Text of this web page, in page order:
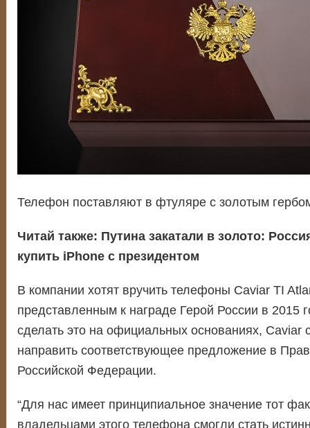
Телефон поставляют в фтуляре с золотым
Читай также: Путина закатали в золото:
купить iPhone c президентом
В компании хотят вручить телефоны Caviar TI
представленным к награде Герой России в 2015
сделать это на официальных основаниях, Caviar
направить соответствующее предложение в
Российской Федерации.
“Для нас имеет принципиальное значение тот
владельцами этого телефона смогли стать